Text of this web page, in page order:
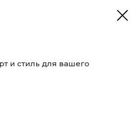
и стиль для вашего